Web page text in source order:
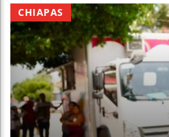
CHIAPAS